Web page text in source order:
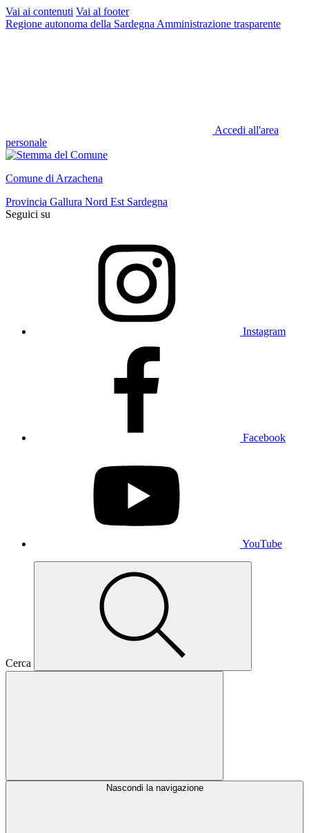
Vai ai contenuti Vai al footer
Regione autonoma della Sardegna Amministrazione trasparente
Accedi all'area
personale
Comune di Arzachena
Provincia Gallura Nord Est Sardegna
Seguici su
Instagram
Facebook
YouTube
Cerca
Nascondi la navigazione